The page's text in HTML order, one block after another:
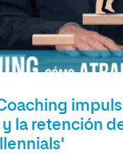
y la retención